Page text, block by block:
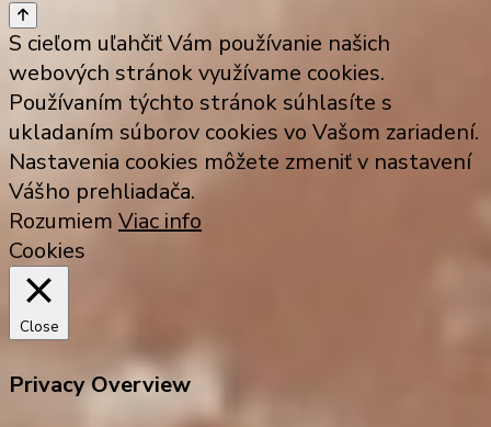
S cieľom uľahčiť Vám používanie našich
webových stránok využívame cookies.
Používaním týchto stránok súhlasíte s
ukladaním súborov cookies vo Vašom zariadení.
Nastavenia cookies môžete zmeniť v nastavení
Vášho prehliadača.
Rozumiem Viac info
Cookies
Close
Privacy Overview